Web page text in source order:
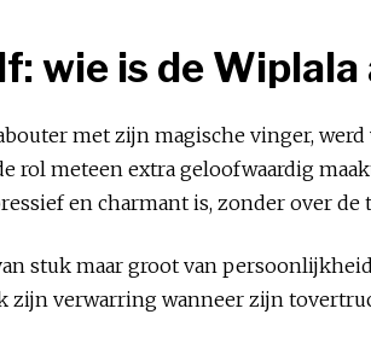
wie is de
met zijn magische vinger,
rol meteen extra geloofwaardig
en charmant is, zonder over de
stuk maar groot van
zijn verwarring wanneer zijn